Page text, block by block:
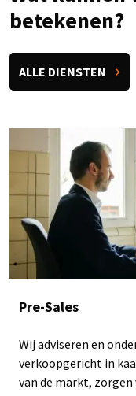
betekenen?
ALLE DIENSTEN
Pre-Sales
Wij adviseren en
verkoopgericht in
van de markt,